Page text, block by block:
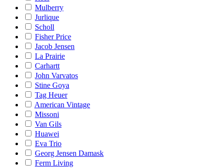
Mulberry
Jurlique
Scholl
Fisher Price
Jacob Jensen
La Prairie
Carhartt
John Varvatos
Stine Goya
Tag Heuer
American Vintage
Missoni
Van Gils
Huawei
Eva Trio
Georg Jensen Damask
Ferm Living